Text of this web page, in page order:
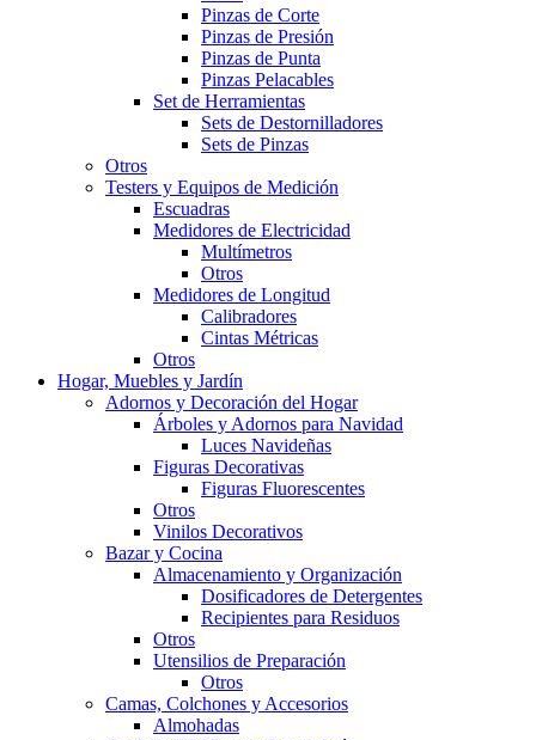
Pinzas de Corte
Pinzas de Presión
Pinzas de Punta
Pinzas Pelacables
Set de Herramientas
Sets de Destornilladores
Sets de Pinzas
Otros
Testers y Equipos de Medición
Escuadras
Medidores de Electricidad
Multímetros
Otros
Medidores de Longitud
Calibradores
Cintas Métricas
Otros
Hogar, Muebles y Jardín
Adornos y Decoración del Hogar
Árboles y Adornos para Navidad
Luces Navideñas
Figuras Decorativas
Figuras Fluorescentes
Otros
Vinilos Decorativos
Bazar y Cocina
Almacenamiento y Organización
Dosificadores de Detergentes
Recipientes para Residuos
Otros
Utensilios de Preparación
Otros
Camas, Colchones y Accesorios
Almohadas